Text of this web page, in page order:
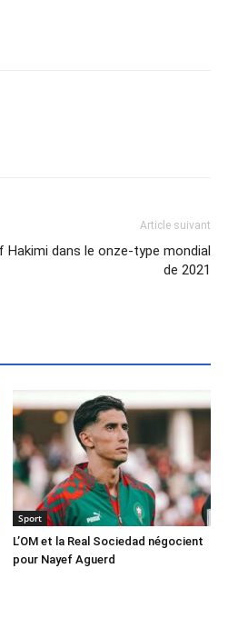
Article suivant
Hakimi dans le onze-type mondial
de 2021
Sport
L’OM et la Real Sociedad négocient
pour Nayef Aguerd